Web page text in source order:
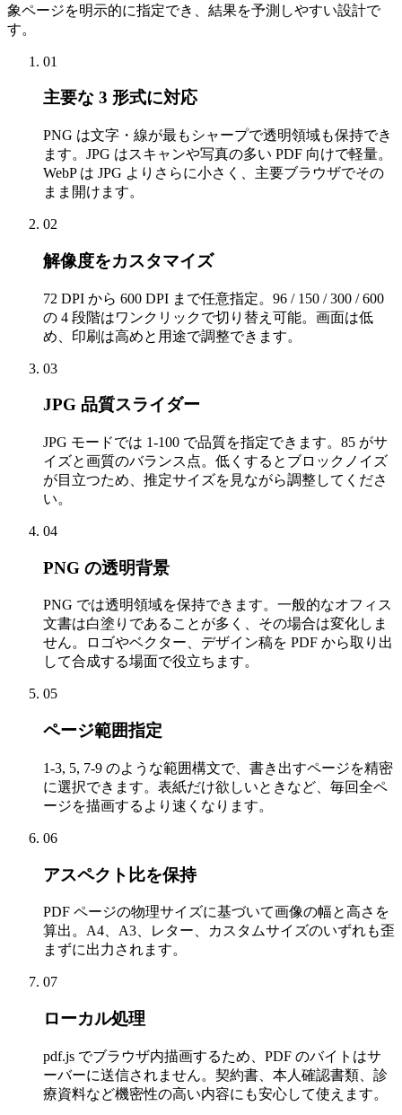
象ページを明示的に指定でき、結果を予測しやすい設計で
す。
01
主要な 3 形式に対応
PNG は文字・線が最もシャープで透明領域も保持でき
ます。JPG はスキャンや写真の多い PDF 向けで軽量。
WebP は JPG よりさらに小さく、主要ブラウザでその
まま開けます。
02
解像度をカスタマイズ
72 DPI から 600 DPI まで任意指定。96 / 150 / 300 / 600
の 4 段階はワンクリックで切り替え可能。画面は低
め、印刷は高めと用途で調整できます。
03
JPG 品質スライダー
JPG モードでは 1-100 で品質を指定できます。85 がサ
イズと画質のバランス点。低くするとブロックノイズ
が目立つため、推定サイズを見ながら調整してくださ
い。
04
PNG の透明背景
PNG では透明領域を保持できます。一般的なオフィス
文書は白塗りであることが多く、その場合は変化しま
せん。ロゴやベクター、デザイン稿を PDF から取り出
して合成する場面で役立ちます。
05
ページ範囲指定
1-3, 5, 7-9 のような範囲構文で、書き出すページを精密
に選択できます。表紙だけ欲しいときなど、毎回全ペ
ージを描画するより速くなります。
06
アスペクト比を保持
PDF ページの物理サイズに基づいて画像の幅と高さを
算出。A4、A3、レター、カスタムサイズのいずれも歪
まずに出力されます。
07
ローカル処理
pdf.js でブラウザ内描画するため、PDF のバイトはサ
ーバーに送信されません。契約書、本人確認書類、診
療資料など機密性の高い内容にも安心して使えます。